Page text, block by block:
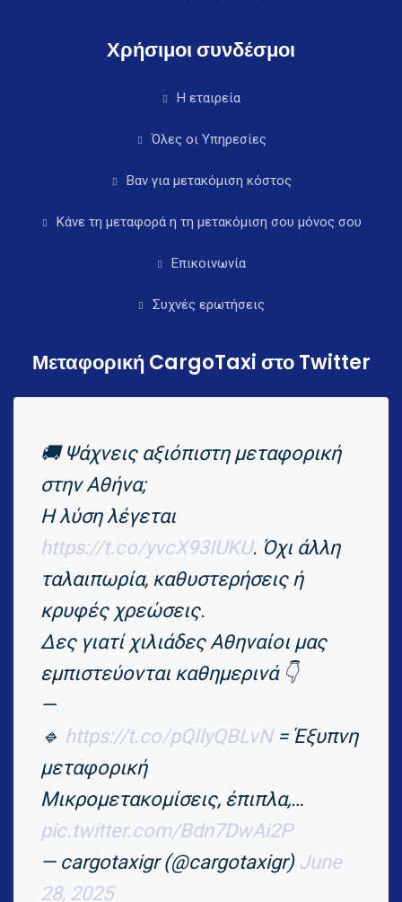
Χρήσιμοι συνδέσμοι
Η εταιρεία
Όλες οι Υπηρεσίες
Βαν για μετακόμιση κόστος
Κάνε τη μεταφορά η τη μετακόμιση σου μόνος σου
Επικοινωνία
Συχνές ερωτήσεις
Μεταφορική CargoTaxi στο Twitter
🚚 Ψάχνεις αξιόπιστη μεταφορική
στην Αθήνα;
Η λύση λέγεται
https://t.co/yvcX93IUKU. Όχι άλλη
ταλαιπωρία, καθυστερήσεις ή
κρυφές χρεώσεις.
Δες γιατί χιλιάδες Αθηναίοι μας
εμπιστεύονται καθημερινά 👇
—
🔹 https://t.co/pQIlyQBLvN= Έξυπνη
μεταφορική
Μικρομετακομίσεις, έπιπλα,…
pic.twitter.com/Bdn7DwAi2P
— cargotaxigr (@cargotaxigr) June
28, 2025